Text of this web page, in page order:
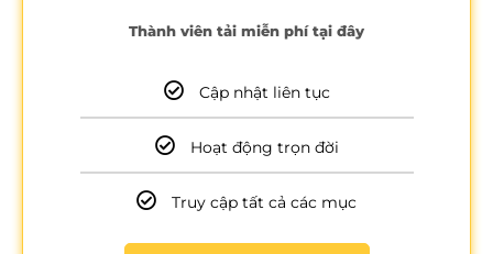
Thành viên tải miễn phí tại đây
Cập nhật liên tục
Hoạt động trọn đời
Truy cập tất cả các mục